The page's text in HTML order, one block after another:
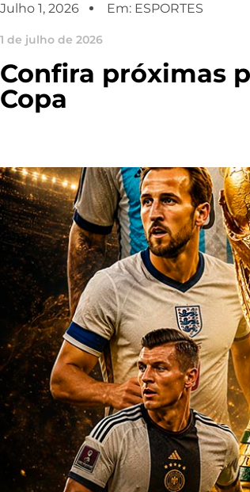
Julho 1, 2026 Em: ESPORTES
1 de julho de 2026
Confira próximas
Copa